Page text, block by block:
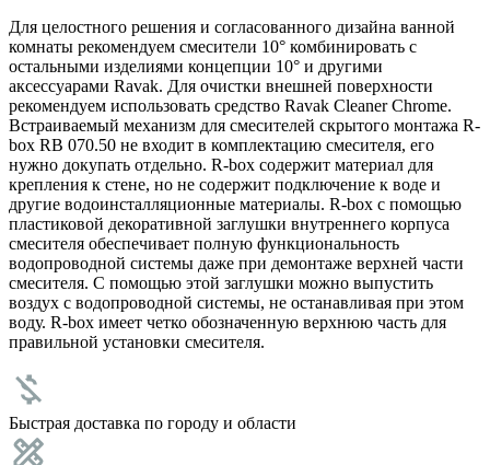
Для целостного решения и согласованного дизайна ванной
комнаты рекомендуем смесители 10° комбинировать с
остальными изделиями концепции 10° и другими
аксессуарами Ravak. Для очистки внешней поверхности
рекомендуем использовать средство Ravak Cleaner Chrome.
Встраиваемый механизм для смесителей скрытого монтажа R-
box RB 070.50 не входит в комплектацию смесителя, его
нужно докупать отдельно. R-box содержит материал для
крепления к стене, но не содержит подключение к воде и
другие водоинсталляционные материалы. R-box c помощью
пластиковой декоративной заглушки внутреннего корпуса
смесителя обеспечивает полную функциональность
водопроводной системы даже при демонтаже верхней части
смесителя. С помощью этой заглушки можно выпустить
воздух с водопроводной системы, не останавливая при этом
воду. R-box имеет четко обозначенную верхнюю часть для
правильной установки смесителя.
Быстрая доставка по городу и области